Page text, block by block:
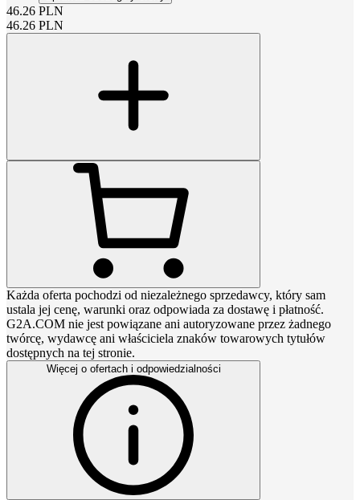
46.26 PLN
46.26 PLN
Każda oferta pochodzi od niezależnego sprzedawcy, który sam
ustala jej cenę, warunki oraz odpowiada za dostawę i płatność.
G2A.COM nie jest powiązane ani autoryzowane przez żadnego
twórcę, wydawcę ani właściciela znaków towarowych tytułów
dostępnych na tej stronie.
Więcej o ofertach i odpowiedzialności